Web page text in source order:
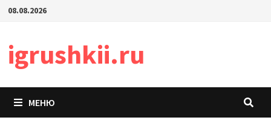
Перейти
08.08.2026
igrushkii.ru
МЕНЮ